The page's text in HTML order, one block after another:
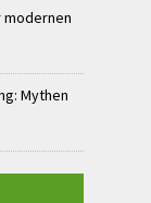
modernen
Mythen